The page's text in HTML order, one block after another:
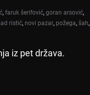
, faruk šerifović, goran arsović,
ristić, novi pazar, požega, šah,
iz pet država.